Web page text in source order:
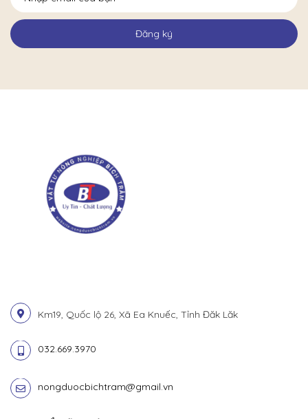
Đăng ký
Km19, Quốc lộ 26, Xã Ea Knuếc, Tỉnh Đăk Lăk
032.669.3970
nongduocbichtram@gmail.vn